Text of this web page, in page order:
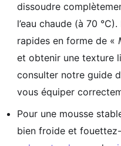
dissoudre
l’eau chaude (à 70
rapides en forme de «
et obtenir une texture
consulter notre guide
vous équiper
Pour une mousse
bien froide et